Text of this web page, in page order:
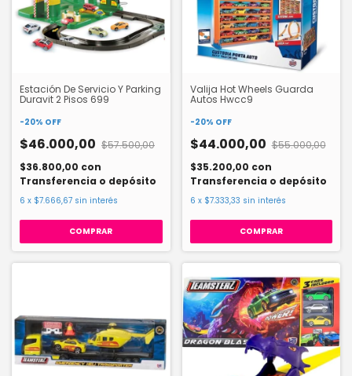
Estación De Servicio Y Parking
Duravit 2 Pisos 699
-20% OFF
$46.000,00 $57.500,00
$36.800,00 con
Transferencia o depósito
6 x $7.666,67 sin interés
Valija Hot Wheels Guarda
Autos Hwcc9
-20% OFF
$44.000,00 $55.000,00
$35.200,00 con
Transferencia o depósito
6 x $7.333,33 sin interés